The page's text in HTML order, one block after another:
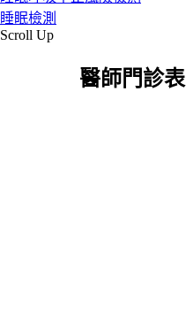
睡眠檢測
Scroll Up
醫師門診表